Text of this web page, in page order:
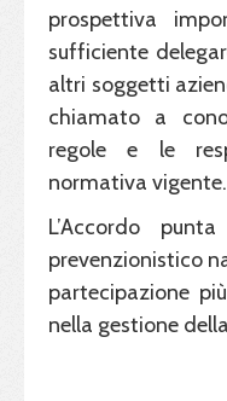
prospettiva
sufficiente
altri soggetti
chiamato a
regole e le
normativa vigente.
L’Accordo
prevenzionistico
partecipazione
nella gestione